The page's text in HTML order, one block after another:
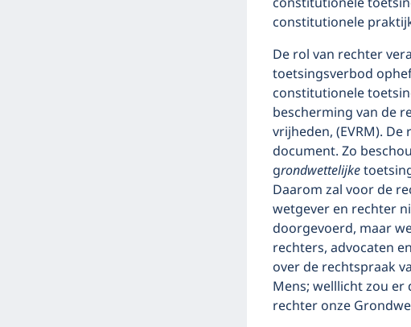
constitutionele
De rol van rechter
toetsingsverbod
constitutionele
bescherming van de
vrijheden, (EVRM).
document. Zo
grondwettelijke
Daarom zal voor de
wetgever en rechter
doorgevoerd, maar
rechters, advocaten
over de rechtspraak
Mens; welllicht zou
rechter onze